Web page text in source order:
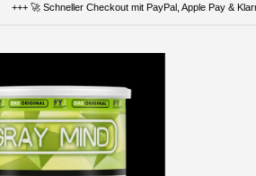
+++ 🚀 Schneller Checkout mit PayPal, Apple Pay &